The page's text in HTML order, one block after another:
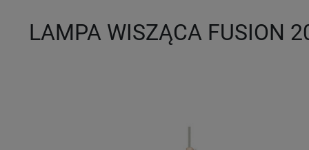
LAMPA WISZĄCA FUSION